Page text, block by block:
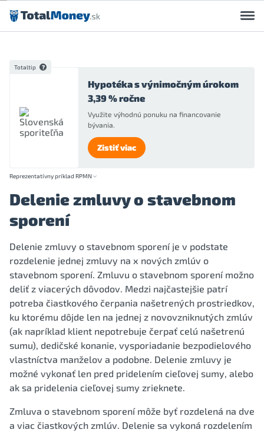
Preskočiť na obsah
Totaltip
Hypotéka s výnimočným úrokom
3,39 % ročne
Využite výhodnú ponuku na financovanie
bývania.
Zistiť viac
Reprezentatívny príklad RPMN
Delenie zmluvy o stavebnom
sporení
Delenie zmluvy o stavebnom sporení je v podstate
rozdelenie jednej zmluvy na x nových zmlúv o
stavebnom sporení. Zmluvu o stavebnom sporení možno
deliť z viacerých dôvodov. Medzi najčastejšie patrí
potreba čiastkového čerpania našetrených prostriedkov,
ku ktorému dôjde len na jednej z novovzniknutých zmlúv
(ak napríklad klient nepotrebuje čerpať celú našetrenú
sumu), dedičské konanie, vysporiadanie bezpodielového
vlastníctva manželov a podobne. Delenie zmluvy je
možné vykonať len pred pridelením cieľovej sumy, alebo
ak sa pridelenia cieľovej sumy zrieknete.
Zmluva o stavebnom sporení môže byť rozdelená na dve
a viac čiastkových zmlúv. Delenie sa vykoná rozdelením